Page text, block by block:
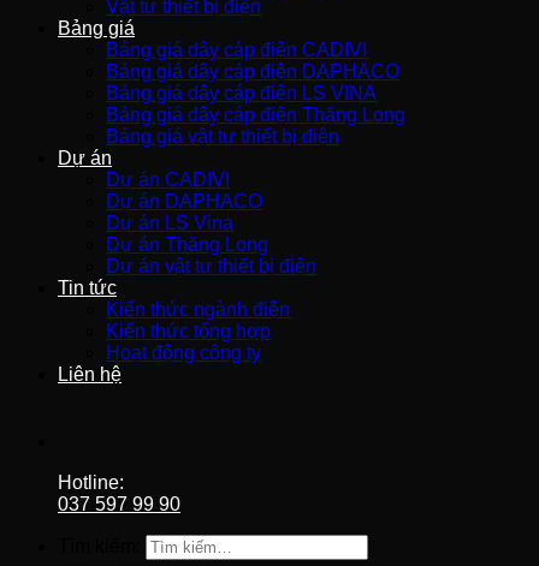
Vật tư thiết bị điện
Bảng giá
Bảng giá dây cáp điện CADIVI
Bảng giá dây cáp điện DAPHACO
Bảng giá dây cáp điện LS VINA
Bảng giá dây cáp điện Thăng Long
Bảng giá vật tư thiết bị điện
Dự án
Dự án CADIVI
Dự án DAPHACO
Dự án LS Vina
Dự án Thăng Long
Dự án vật tư thiết bị điện
Tin tức
Kiến thức ngành điện
Kiến thức tổng hợp
Hoạt động công ty
Liên hệ
Hotline:
037 597 99 90